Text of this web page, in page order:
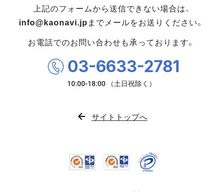
上記のフォームから送信できない場合は、
info@kaonavi.jp までメールをお送りください。
お電話でのお問い合わせも承っております。
03-6633-2781
サイトトップへ